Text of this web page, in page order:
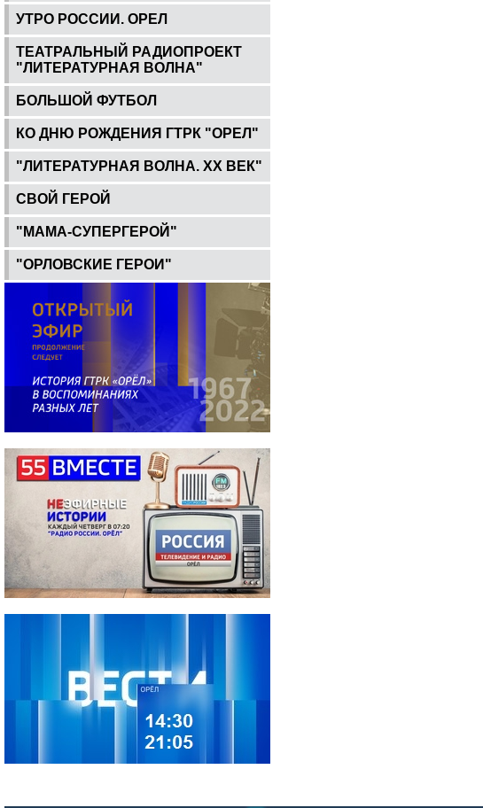
УТРО РОССИИ. ОРЕЛ
ТЕАТРАЛЬНЫЙ РАДИОПРОЕКТ
"ЛИТЕРАТУРНАЯ ВОЛНА"
БОЛЬШОЙ ФУТБОЛ
КО ДНЮ РОЖДЕНИЯ ГТРК "ОРЕЛ"
"ЛИТЕРАТУРНАЯ ВОЛНА. ХХ ВЕК"
СВОЙ ГЕРОЙ
"МАМА-СУПЕРГЕРОЙ"
"ОРЛОВСКИЕ ГЕРОИ"